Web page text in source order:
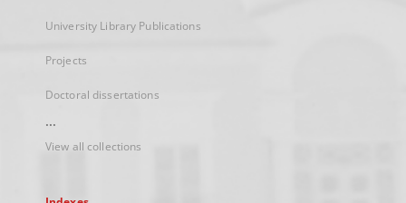
University Library Publications
Projects
Doctoral dissertations
...
View all collections